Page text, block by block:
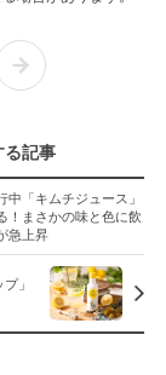
る記事
中「キムチジュース」
！まさかの味と色に飲
急上昇
」